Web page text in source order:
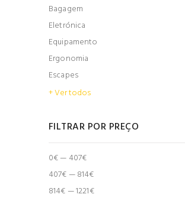
Bagagem
Eletrónica
Equipamento
Ergonomia
Escapes
+ Ver todos
FILTRAR POR PREÇO
0€ — 407€
407€ — 814€
814€ — 1221€